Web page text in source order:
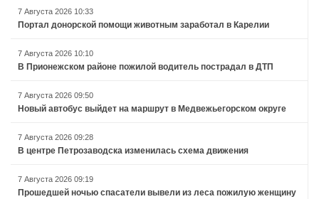
7 Августа 2026 10:33
Портал донорской помощи животным заработал в Карелии
7 Августа 2026 10:10
В Прионежском районе пожилой водитель пострадал в ДТП
7 Августа 2026 09:50
Новый автобус выйдет на маршрут в Медвежьегорском округе
7 Августа 2026 09:28
В центре Петрозаводска изменилась схема движения
7 Августа 2026 09:19
Прошедшей ночью спасатели вывели из леса пожилую женщину